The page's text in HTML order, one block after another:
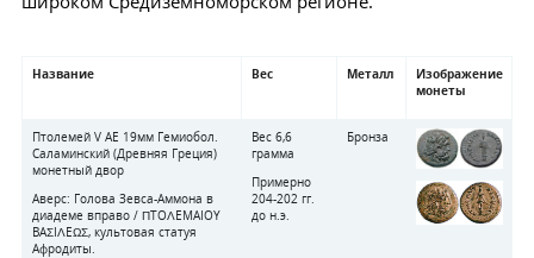
Название Вес Металл
Изображение
монеты
Птолемей V AE 19мм Гемиобол.
Саламинский (Древняя Греция)
монетный двор
Аверс: Голова Зевса-Аммона в
диадеме вправо / ΠTOΛEMAIOY
BAΣIΛEΩΣ, культовая статуя
Афродиты.
Вес 6,6
грамма
Примерно
204-202 гг.
до н.э.
Бронза